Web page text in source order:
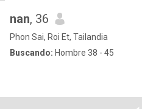
nan, 36
Phon Sai, Roi Et, Tailandia
Buscando: Hombre 38 - 45